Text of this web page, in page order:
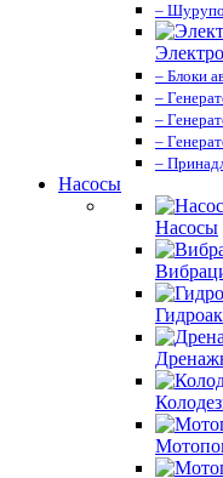
–
– Блоки
–
–
–
–
Насосы
Насосы